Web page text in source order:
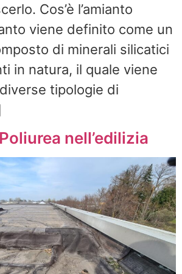
Cos’è l’amianto
viene definito come un
di minerali silicatici
in natura, il quale viene
tipologie di
nell’edilizia